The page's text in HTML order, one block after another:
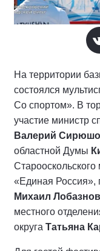
На территории
состоялся
Со спортом». В
участие министр
Валерий
областной Думы
«Единая Россия»,
Михаил Лобазнов
местного
округа Татьяна